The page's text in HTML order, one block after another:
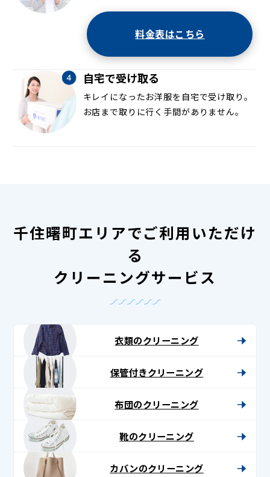
料金表はこちら
自宅で受け取る
キレイになったお洋服を自宅で受け取り。
お店まで取りに行く手間がありません。
千住曙町エリアでご利用いただけ
る
クリーニングサービス
衣類のクリーニング
保管付きクリーニング
布団のクリーニング
靴のクリーニング
カバンのクリーニング